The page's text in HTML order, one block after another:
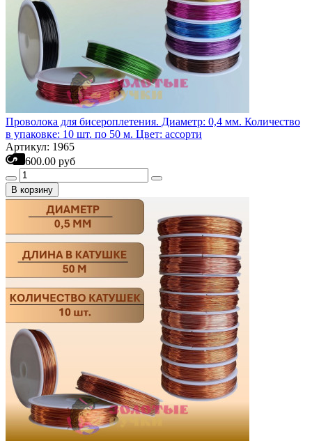
Проволока для бисероплетения. Диаметр: 0,4 мм. Количество
в упаковке: 10 шт. по 50 м. Цвет: ассорти
Артикул: 1965
600.00 руб
В корзину